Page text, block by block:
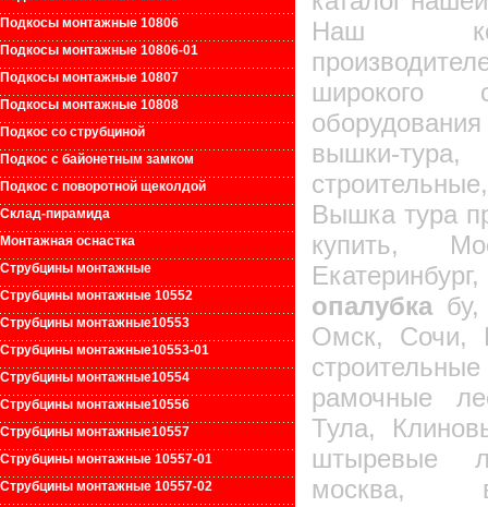
Подкосы монтажные 10806
Подкосы монтажные 10806-01
Подкосы монтажные 10807
Подкосы монтажные 10808
Подкос со струбциной
Подкос с байонетным замком
Подкос с поворотной щеколдой
Склад-пирамида
Монтажная оснастка
Струбцины монтажные
Струбцины монтажные 10552
Струбцины монтажные10553
Струбцины монтажные10553-01
Струбцины монтажные10554
Струбцины монтажные10556
Струбцины монтажные10557
Струбцины монтажные 10557-01
Струбцины монтажные 10557-02
Наш
широкого
вышки-
Вышка тура
купить,
опалубкабу,
Омск, Сочи,
рамочные
Тула,
штыревые
москва,